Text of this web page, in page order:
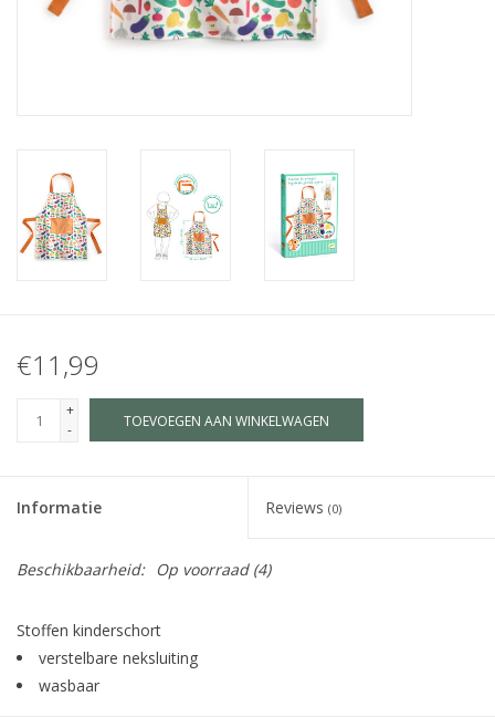
€11,99
+
-
TOEVOEGEN AAN WINKELWAGEN
Informatie Reviews (0)
Beschikbaarheid: Op voorraad(4)
Stoffen kinderschort
verstelbare neksluiting
wasbaar